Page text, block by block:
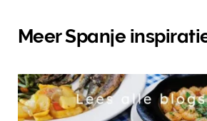
Meer Spanje